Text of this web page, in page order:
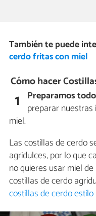
También te puede
cerdo fritas con miel
Cómo hacer
1 Preparamos
preparar
miel.
Las costillas de cerdo
agridulces, por lo que
no quieres usar miel
costillas de cerdo
costillas de cerdo